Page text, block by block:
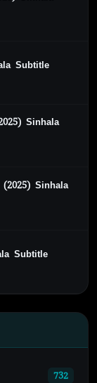
Subtitle
Sinhala
Sinhala
Subtitle
732